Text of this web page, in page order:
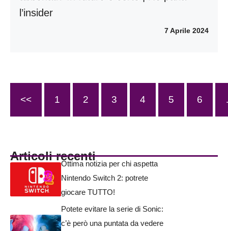
l’insider
7 Aprile 2024
<< 1 2 3 4 5 6
Articoli recenti
Ottima notizia per chi aspetta
Nintendo Switch 2: potrete
giocare TUTTO!
Potete evitare la serie di Sonic:
c’è però una puntata da vedere